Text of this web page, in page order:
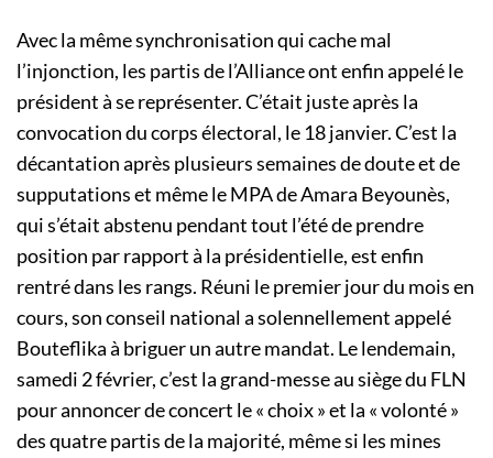
Avec la même synchronisation qui cache mal
l’injonction, les partis de l’Alliance ont enfin appelé le
président à se représenter. C’était juste après la
convocation du corps électoral, le 18 janvier. C’est la
décantation après plusieurs semaines de doute et de
supputations et même le MPA de Amara Beyounès,
qui s’était abstenu pendant tout l’été de prendre
position par rapport à la présidentielle, est enfin
rentré dans les rangs. Réuni le premier jour du mois en
cours, son conseil national a solennellement appelé
Bouteflika à briguer un autre mandat. Le lendemain,
samedi 2 février, c’est la grand-messe au siège du FLN
pour annoncer de concert le « choix » et la « volonté »
des quatre partis de la majorité, même si les mines